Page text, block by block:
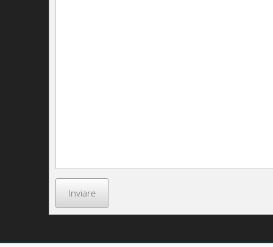
Inviare